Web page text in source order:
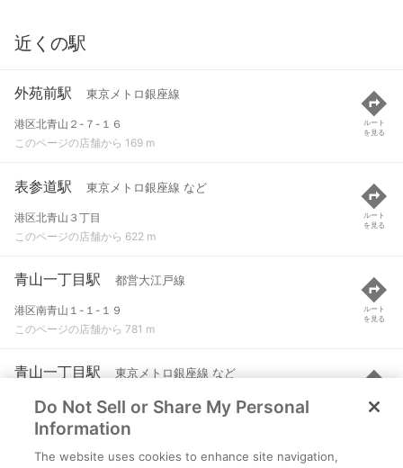
近くの駅
外苑前駅 東京メトロ銀座線
港区北青山２-７-１６
このページの店舗から 169 m
ルート
を見る
表参道駅 東京メトロ銀座線 など
港区北青山３丁目
このページの店舗から 622 m
ルート
を見る
青山一丁目駅 都営大江戸線
港区南青山１-１-１９
このページの店舗から 781 m
ルート
を見る
青山一丁目駅 東京メトロ銀座線 など
港区南青山１-１-１９
このページの店舗から 790 m
ルート
を見る
Do Not Sell or Share My Personal
Information
The website uses cookies to enhance site navigation,